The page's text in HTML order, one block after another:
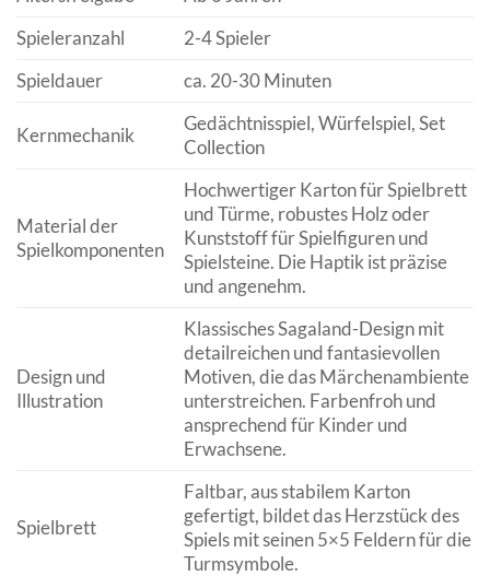
Spieleranzahl
2-4 Spieler
Spieldauer
ca. 20-30 Minuten
Kernmechanik
Gedächtnisspiel, Würfelspiel, Set
Collection
Material der
Spielkomponenten
Hochwertiger Karton für Spielbrett
und Türme, robustes Holz oder
Kunststoff für Spielfiguren und
Spielsteine. Die Haptik ist präzise
und angenehm.
Design und
Illustration
Klassisches Sagaland-Design mit
detailreichen und fantasievollen
Motiven, die das Märchenambiente
unterstreichen. Farbenfroh und
ansprechend für Kinder und
Erwachsene.
Spielbrett
Faltbar, aus stabilem Karton
gefertigt, bildet das Herzstück des
Spiels mit seinen 5×5 Feldern für die
Turmsymbole.